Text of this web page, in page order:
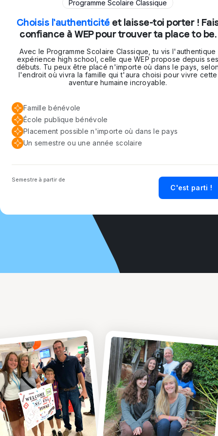
Programme Scolaire Classique
Choisis l'authenticité et laisse-toi porter !
confiance à WEP pour trouver ta place to be.
Avec le Programme Scolaire Classique, tu vis l'authentique
expérience high school, celle que WEP propose depuis
débuts. Tu peux être placé n'importe où dans le pays,
l'endroit où vivra la famille qui t'aura choisi pour vivre cette
aventure humaine incroyable.
Famille bénévole
École publique bénévole
Placement possible n'importe où dans le pays
Un semestre ou une année scolaire
Semestre à partir de
C'est parti !